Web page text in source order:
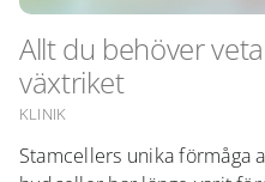
Allt du behöver
växtriket
KLINIK
Stamcellers unika förmåga